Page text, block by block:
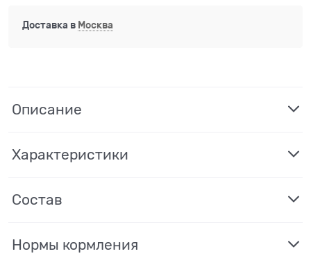
Доставка в Москва
Описание
Характеристики
Состав
Нормы кормления